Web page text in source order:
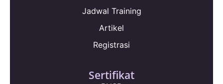
Jadwal Training
Artikel
Registrasi
Sertifikat